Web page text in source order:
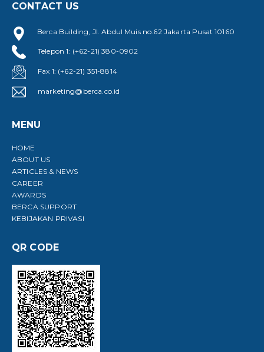
CONTACT US
Berca Building, Jl. Abdul Muis no.62 Jakarta Pusat 10160
Telepon 1: (+62-21) 380-0902
Fax 1: (+62-21) 351-8814
marketing@berca.co.id
MENU
HOME
ABOUT US
ARTICLES & NEWS
CAREER
AWARDS
BERCA SUPPORT
KEBIJAKAN PRIVASI
QR CODE